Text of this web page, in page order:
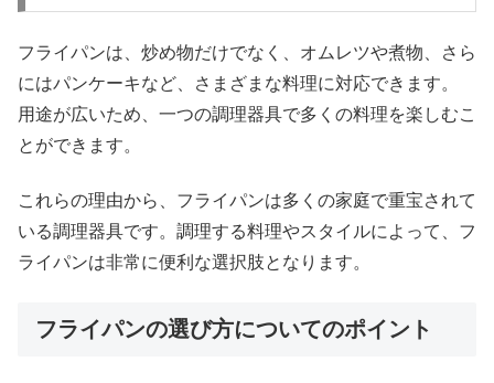
フライパンは、炒め物だけでなく、オムレツや煮物、さら
にはパンケーキなど、さまざまな料理に対応できます。
用途が広いため、一つの調理器具で多くの料理を楽しむこ
とができます。
これらの理由から、フライパンは多くの家庭で重宝されて
いる調理器具です。調理する料理やスタイルによって、フ
ライパンは非常に便利な選択肢となります。
フライパンの選び方についてのポイント